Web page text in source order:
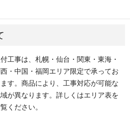
工事は、札幌・仙台・関東・東海・
・中国・福岡エリア限定で承ってお
ます。商品により、工事対応が可能な
が異なります。詳しくはエリア表を
ください。